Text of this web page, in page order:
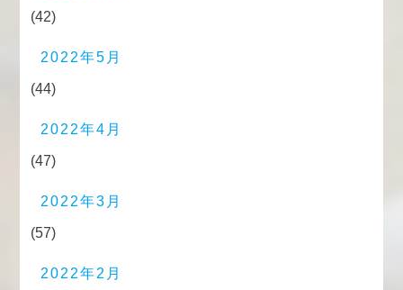
(42)
2022年5月
(44)
2022年4月
(47)
2022年3月
(57)
2022年2月